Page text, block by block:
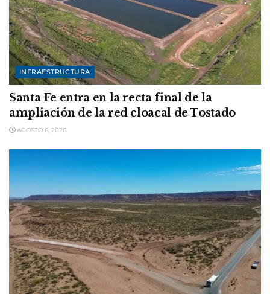
INFRAESTRUCTURA
Santa Fe entra en la recta final de la
ampliación de la red cloacal de Tostado
AGOSTO 6, 2026